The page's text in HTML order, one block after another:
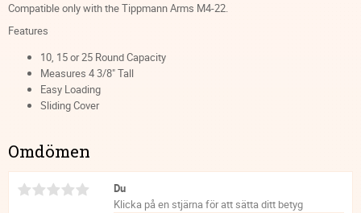
Compatible only with the Tippmann Arms M4-22.
Features
10, 15 or 25 Round Capacity
Measures 4 3/8" Tall
Easy Loading
Sliding Cover
Omdömen
Du
Klicka på en stjärna för att sätta ditt betyg